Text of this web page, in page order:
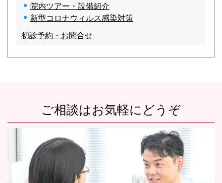
院内ツアー・設備紹介
新型コロナウィルス感染対策
初診予約・お問合せ
ご相談はお気軽にどうぞ